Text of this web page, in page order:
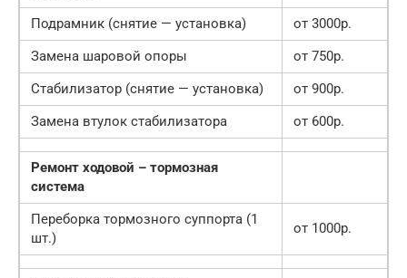
Подрамник (снятие — установка)
от 3000р.
Замена шаровой опоры
от 750р.
Стабилизатор (снятие — установка)
от 900р.
Замена втулок стабилизатора
от 600р.
Ремонт ходовой – тормозная
система
Переборка тормозного суппорта (1
шт.)
от 1000р.